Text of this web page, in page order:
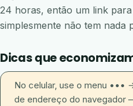
24 horas, então um link
simplesmente não tem nada
Dicas que
No celular, use o menu •••
de endereço do navegador